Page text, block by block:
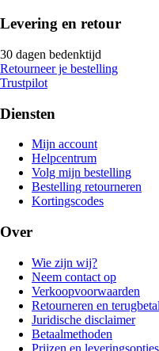
Levering en retour
30 dagen bedenktijd
Retourneer je bestelling
Trustpilot
Diensten
Mijn account
Helpcentrum
Volg mijn bestelling
Bestelling retourneren
Kortingscodes
Over
Wie zijn wij?
Neem contact op
Verkoopvoorwaarden
Retourneren en
Juridische disclaimer
Betaalmethoden
Prijzen en leveringsopties